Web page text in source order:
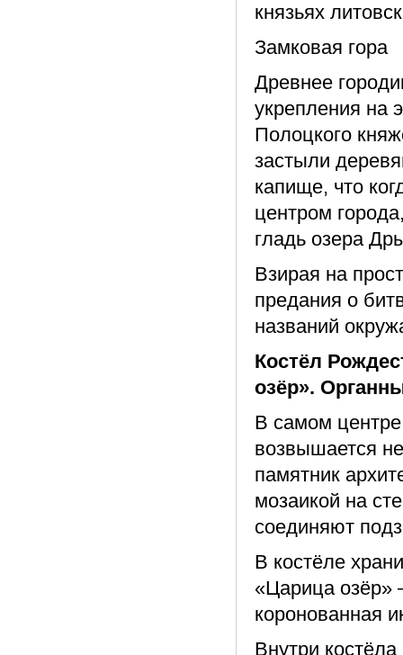
князьях
Замковая гора
Древнее
укрепления на
Полоцкого
застыли
капище, что
центром
гладь озера
Взирая на
предания о
названий
Костёл
озёр».
В самом
возвышается
памятник
мозаикой на
соединяют
В костёле
«Царица озёр»
коронованная
Внутри